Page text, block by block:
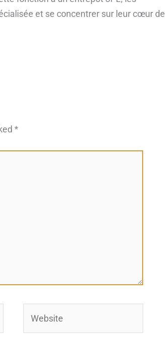
et se concentrer sur leur cœur de
*